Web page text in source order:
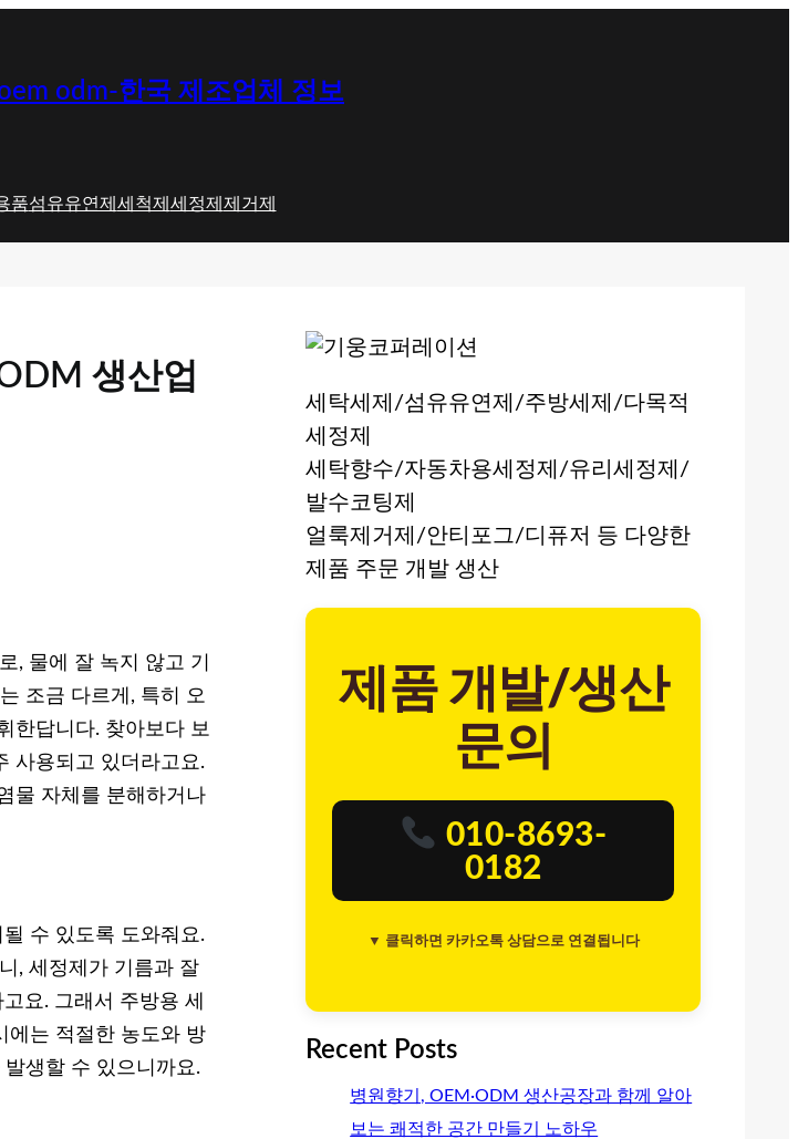
odm-한국 제조업체 정보
품섬유유연제 세척제 세정제 제거제
생산업
, 물에 잘 녹지 않고 기
조금 다르게, 특히 오
한답니다. 찾아보다 보
사용되고 있더라고요.
물 자체를 분해하거나
수 있도록 도와줘요.
, 세정제가 기름과 잘
요. 그래서 주방용 세
에는 적절한 농도와 방
생할 수 있으니까요.
세탁세제/섬유유연제/주방세제/다목적
세정제
세탁향수/자동차용세정제/유리세정제/
발수코팅제
얼룩제거제/안티포그/디퓨저 등 다양한
제품 주문 개발 생산
제품 개발/생산
문의
010-8693-
0182
▼ 클릭하면 카카오톡 상담으로 연결됩니다
Recent Posts
병원향기, OEM·ODM 생산공장과 함께 알아
보는 쾌적한 공간 만들기 노하우